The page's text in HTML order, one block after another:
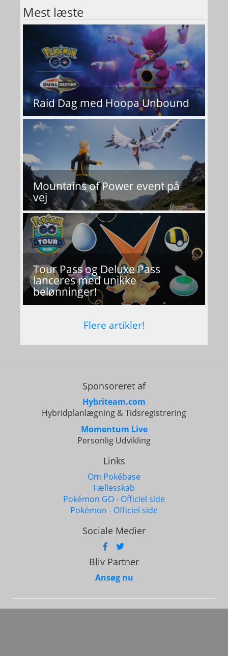
Mest læste
Raid Dag med Hoopa Unbound
Mountains of Power event på
vej
Tour Pass og Deluxe Pass
lanceres med unikke
belønninger!
Flere artikler!
Sponsoreret af
Hybriteam.com
Hybridplanlægning & Tidsregistrering
Momentum Live
Personlig Udvikling
Links
Om Pokébase
Fællesskab
Pokémon GO - Officiel side
Pokémon - Officiel side
Sociale Medier
Bliv Partner
Ansøg nu